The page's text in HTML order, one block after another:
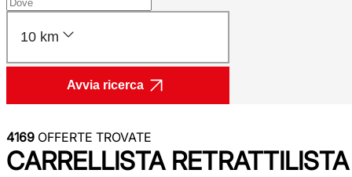
10 km
Avvia ricerca
4169 OFFERTE TROVATE
CARRELLISTA RETRATTILISTA